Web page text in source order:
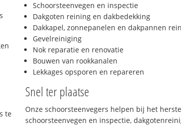
te
Schoorsteenvegen en inspectie
Dakgoten reining en dakbedekking
Dakkapel, zonnepanelen en dakpannen
Gevelreiniging
Nok reparatie en renovatie
Bouwen van rookkanalen
Lekkages opsporen en repareren
Snel ter plaatse
Onze schoorsteenvegers helpen bij het
schoorsteenvegen en inspectie,